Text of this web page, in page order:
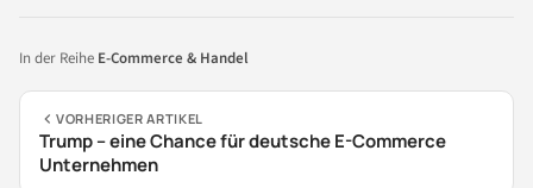
In der Reihe E-Commerce & Handel
VORHERIGER ARTIKEL
Trump – eine Chance für deutsche E-Commerce
Unternehmen